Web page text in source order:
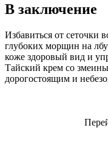
В заключение
Избавиться от сеточки
глубоких морщин на
коже здоровый вид и
Тайский крем со
дорогостоящим и